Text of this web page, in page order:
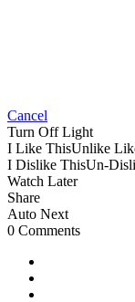
Cancel
Turn Off Light
I Like ThisUnlike
I Dislike ThisUn-
Watch Later
Share
Auto Next
0 Comments